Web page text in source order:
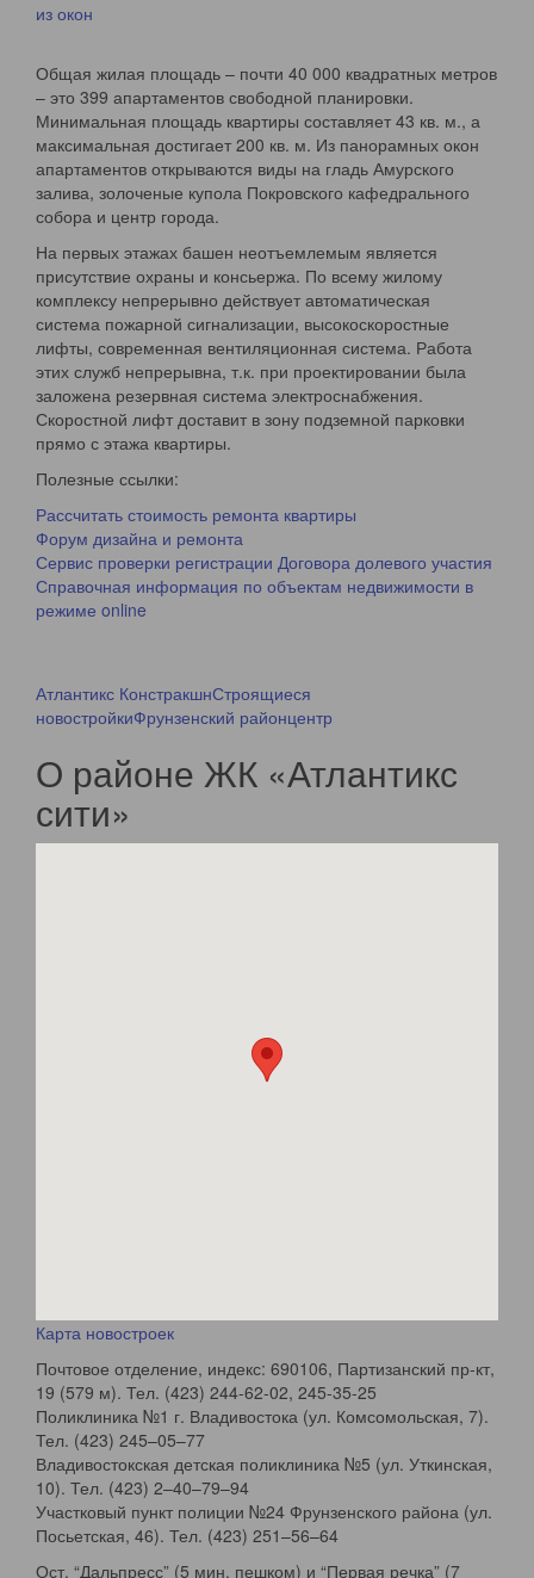
из окон
Общая жилая площадь – почти 40 000 квадратных метров
– это 399 апартаментов свободной планировки.
Минимальная площадь квартиры составляет 43 кв. м., а
максимальная достигает 200 кв. м. Из панорамных окон
апартаментов открываются виды на гладь Амурского
залива, золоченые купола Покровского кафедрального
собора и центр города.
На первых этажах башен неотъемлемым является
присутствие охраны и консьержа. По всему жилому
комплексу непрерывно действует автоматическая
система пожарной сигнализации, высокоскоростные
лифты, современная вентиляционная система. Работа
этих служб непрерывна, т.к. при проектировании была
заложена резервная система электроснабжения.
Скоростной лифт доставит в зону подземной парковки
прямо с этажа квартиры.
Полезные ссылки:
Рассчитать стоимость ремонта квартиры
Форум дизайна и ремонта
Сервис проверки регистрации Договора долевого участия
Справочная информация по объектам недвижимости в
режиме online
Атлантикс КонстракшнСтроящиеся
новостройкиФрунзенский районцентр
О районе ЖК «Атлантикс
сити»
Карта новостроек
Почтовое отделение, индекс: 690106, Партизанский пр-кт,
19 (579 м). Тел. (423) 244-62-02, 245-35-25
Поликлиника №1 г. Владивостока (ул. Комсомольская, 7).
Тел. (423) 245–05–77
Владивостокская детская поликлиника №5 (ул. Уткинская,
10). Тел. (423) 2–40–79–94
Участковый пункт полиции №24 Фрунзенского района (ул.
Посьетская, 46). Тел. (423) 251–56–64
Ост. “Дальпресс” (5 мин. пешком) и “Первая речка” (7